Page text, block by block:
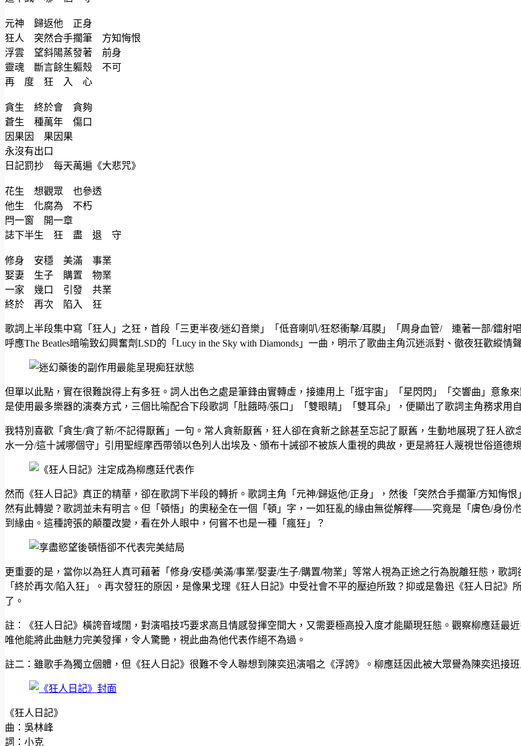
元神 歸返他 正身
狂人 突然合手擱筆 方知悔恨
浮雲 望斜陽蒸發著 前身
靈魂 斷言餘生軀殼 不可
再 度 狂 入 心
貪生 終於會 貪夠
蒼生 種萬年 傷口
因果因 果因果
永沒有出口
日記罰抄 每天萬遍《大悲咒》
花生 想觀眾 也參透
他生 化腐為 不朽
閂一窗 開一章
誌下半生 狂 盡 退 守
修身 安穩 美滿 事業
娶妻 生子 購置 物業
一家 幾口 引發 共業
終於 再次 陷入 狂
歌詞上半段集中寫「狂人」之狂，首段「三更半夜/迷幻音樂」「低音喇叭/狂怒衝擊/耳膜」「周身血管/ 連著一部/鐳射
呼應The Beatles暗喻致幻興奮劑LSD的「Lucy in the Sky with Diamonds」一曲，明示了歌曲主角沉迷派對、徹夜狂歡縱情
但單以此點，實在很難說得上有多狂。詞人出色之處是筆鋒由實轉虛，接連用上「逛宇宙」「星閃閃」「交響曲」意象
是使用最多樂器的演奏方式，三個比喻配合下段歌詞「肚餓時/張口」「雙眼睛」「雙耳朵」，便顯出了歌詞主角務求用
我特別喜歡「貪生/貪了新/不記得厭舊」一句。常人貪新厭舊，狂人卻在貪新之餘甚至忘記了厭舊，生動地展現了狂人
水一分/這十誡哪個守」引用聖經摩西帶領以色列人出埃及、頒布十誡卻不被族人重視的典故，更是將狂人蔑視世俗道德
然而《狂人日記》真正的精華，卻在歌詞下半段的轉折。歌詞主角「元神/歸返他/正身」，然後「突然合手擱筆/方知悔
然有此轉變？歌詞並未有明言。但「頓悟」的奧秘全在一個「頓」字，一如狂亂的緣由無從解釋——究竟是「膚色/身
到緣由。這種誇張的顛覆改變，看在外人眼中，何嘗不也是一種「瘋狂」？
更重要的是，當你以為狂人真可藉著「修身/安穩/美滿/事業/娶妻/生子/購置/物業」等常人視為正途之行為脫離狂態，歌
「終於再次/陷入狂」。再次發狂的原因，是像果戈理《狂人日記》中受社會不平的壓迫所致？抑或是魯迅《狂人日記
了。
註：《狂人日記》橫誇音域闊，對演唱技巧要求高且情感發揮空間大，又需要極高投入度才能顯現狂態。觀察柳應廷最
唯他能將此曲魅力完美發揮，令人驚艷，視此曲為他代表作絕不為過。
註二：雖歌手為獨立個體，但《狂人日記》很難不令人聯想到陳奕迅演唱之《浮誇》。柳應廷因此被大眾譽為陳奕迅接
《狂人日記》
曲：吳林峰
詞：小克